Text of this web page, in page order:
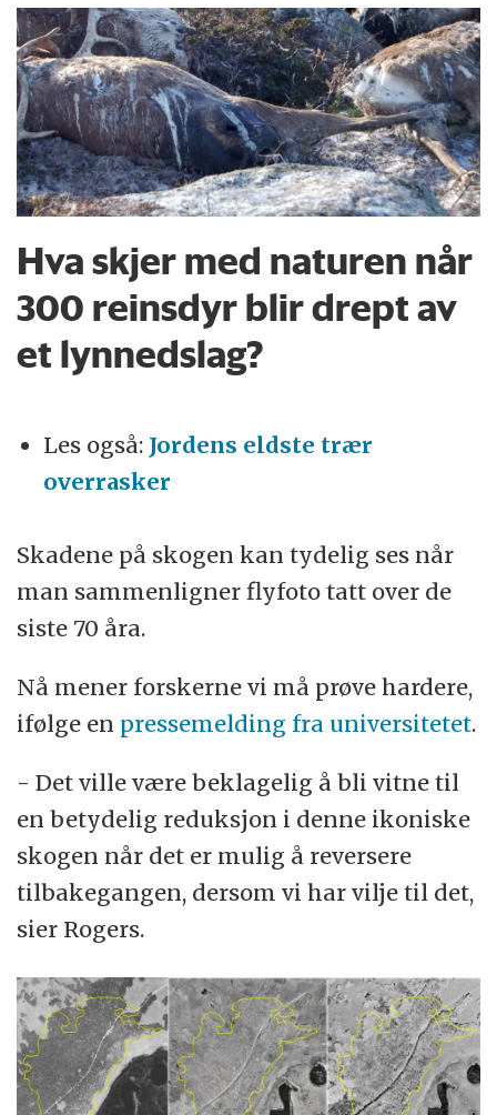
Hva skjer med naturen når
300 reinsdyr blir drept av
et lynnedslag?
Les også: Jordens eldste trær
overrasker
Skadene på skogen kan tydelig ses når
man sammenligner flyfoto tatt over de
siste 70 åra.
Nå mener forskerne vi må prøve hardere,
ifølge en pressemelding fra universitetet.
- Det ville være beklagelig å bli vitne til
en betydelig reduksjon i denne ikoniske
skogen når det er mulig å reversere
tilbakegangen, dersom vi har vilje til det,
sier Rogers.